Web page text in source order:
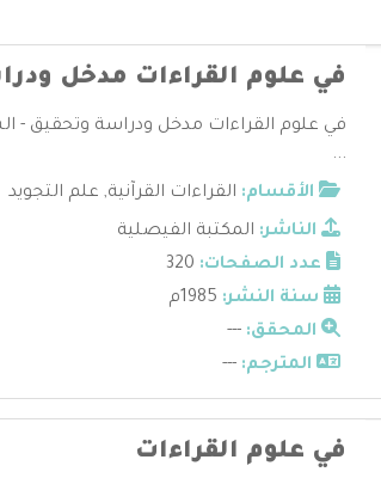
في علوم القراءات مدخل
في علوم القراءات مدخل ودراسة وتحقيق -
...
الأقسام: القراءات القرآنية, علم التجويد
الناشر: المكتبة الفيصلية
عدد الصفحات:
سنة النشر:
المحقق: ---
المترجم: ---
في علوم القراءات